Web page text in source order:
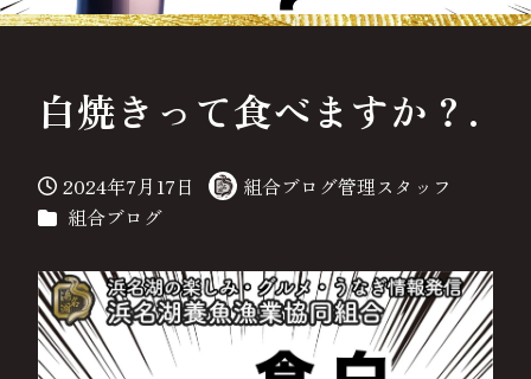
白焼きって食べますか？.
投稿日
2024年7月17日
著
組合ブログ管理スタッフ
カテゴリー
組合ブログ